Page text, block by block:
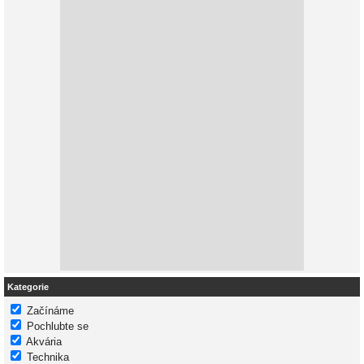
Kategorie
Začínáme
Pochlubte se
Akvária
Technika